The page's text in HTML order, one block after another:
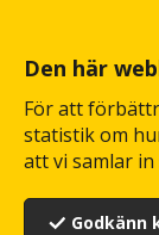
Den här
För att
statistik om
att vi samlar
huvudinnehåll